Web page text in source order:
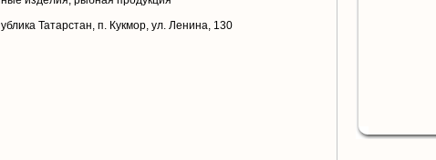
Татарстан, п. Кукмор, ул. Ленина, 130